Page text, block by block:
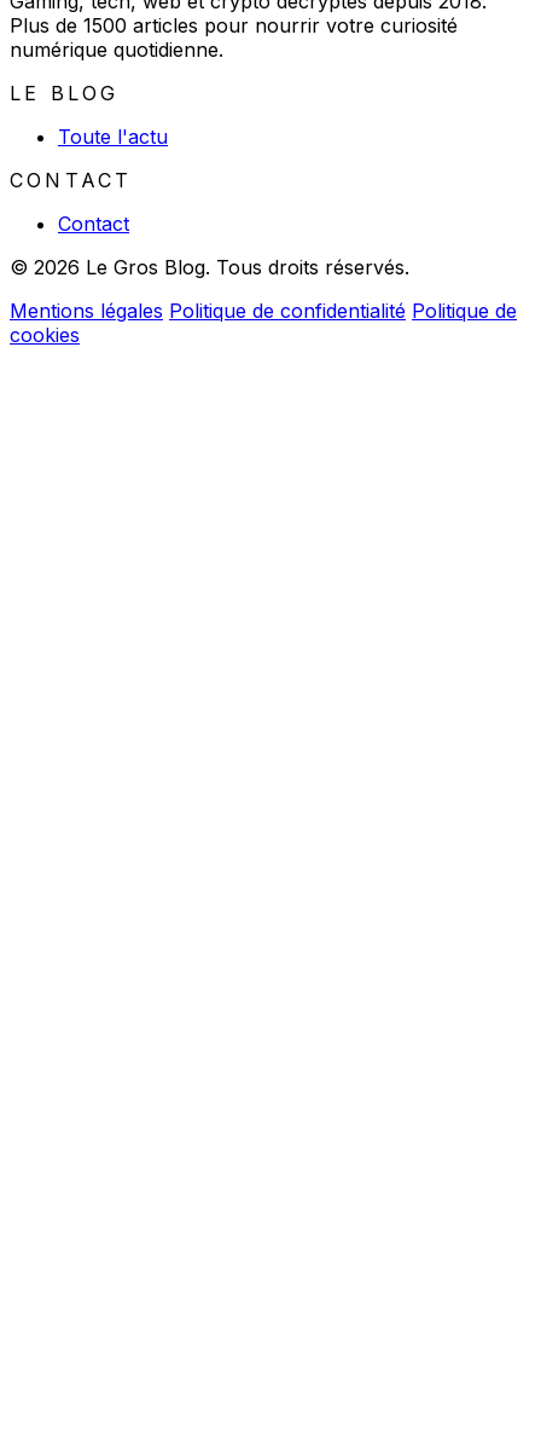
Plus de 1500 articles pour nourrir votre curiosité
numérique quotidienne.
LE BLOG
Toute l'actu
CONTACT
Contact
© 2026 Le Gros Blog. Tous droits réservés.
Mentions légales Politique de confidentialité Politique de
cookies